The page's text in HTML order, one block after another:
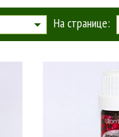
На странице: